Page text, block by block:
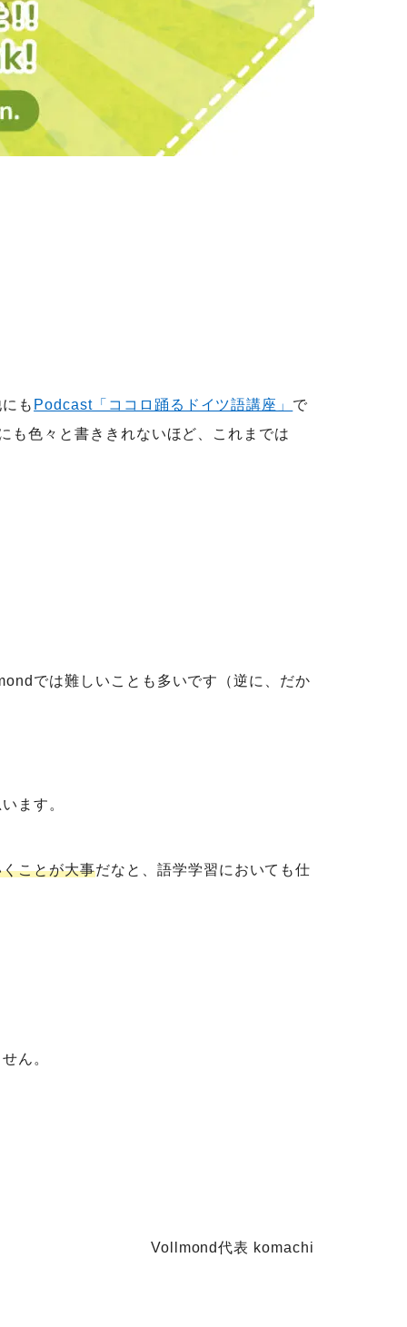
も Podcast「ココロ踊るドイツ語講座」 で
も色々と書ききれないほど、これまでは
では難しいことも多いです（逆に、だか
ます。
ことが大事だなと、語学学習においても仕
ん。
Vollmond代表 komachi